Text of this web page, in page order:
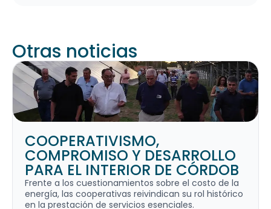
Otras noticias
COOPERATIVISMO,
COMPROMISO Y DESARROLLO
PARA EL INTERIOR DE CÓRDOB
Frente a los cuestionamientos sobre el costo de la
energía, las cooperativas reivindican su rol histórico
en la prestación de servicios esenciales.